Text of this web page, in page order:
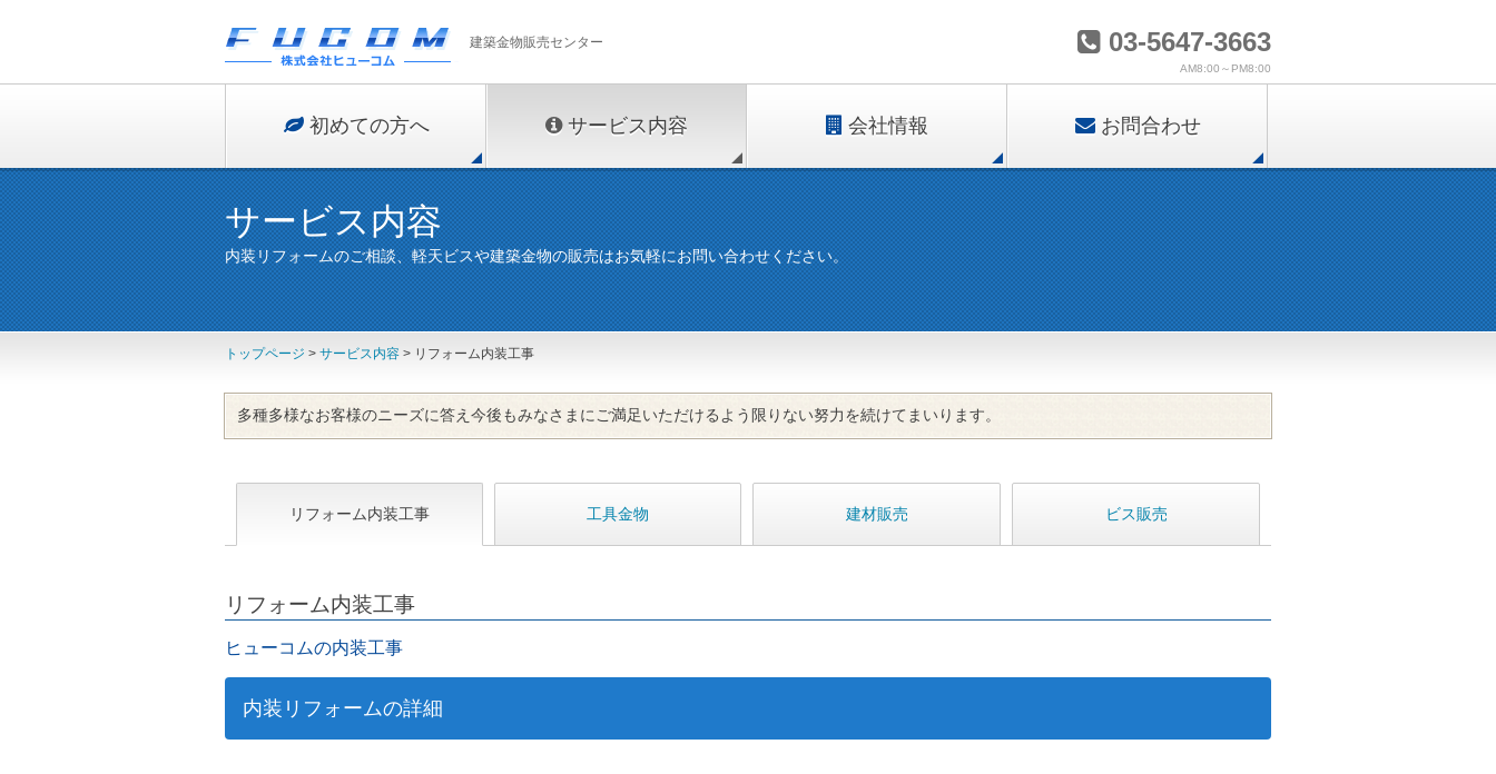
建築金物販売センター 03-5647-3663
AM8:00～PM8:00
初めての方へ サービス内容 会社情報 お問合わせ
サービス内容
内装リフォームのご相談、軽天ビスや建築金物の販売はお気軽にお問い合わせください。
トップページ > サービス内容 > リフォーム内装工事
多種多様なお客様のニーズに答え今後もみなさまにご満足いただけるよう限りない努力を続けてまいります。
リフォーム内装工事 工具金物 建材販売 ビス販売
リフォーム内装工事
ヒューコムの内装工事
内装リフォームの詳細